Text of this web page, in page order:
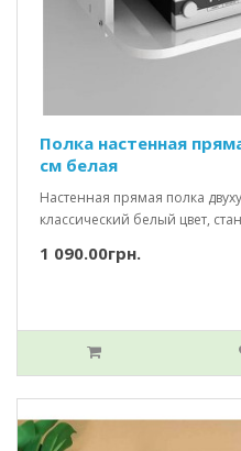
Полка настенная
см белая
Настенная прямая полка
классический белый цвет,
1 090.00грн.